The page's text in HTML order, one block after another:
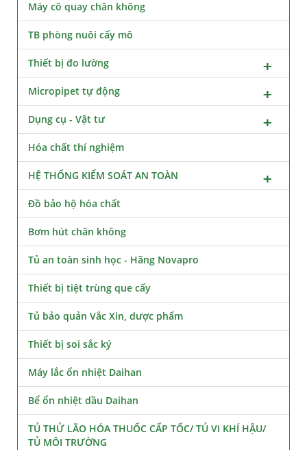
Máy cô quay chân không
TB phòng nuôi cấy mô
Thiết bị đo lường
Micropipet tự động
Dụng cụ - Vật tư
Hóa chất thí nghiệm
HỆ THỐNG KIỂM SOÁT AN TOÀN
Đồ bảo hộ hóa chất
Bơm hút chân không
Tủ an toàn sinh học - Hãng Novapro
Thiết bị tiệt trùng que cấy
Tủ bảo quản Vắc Xin, dược phẩm
Thiết bị soi sắc ký
Máy lắc ổn nhiệt Daihan
Bể ổn nhiệt dầu Daihan
TỦ THỬ LÃO HÓA THUỐC CẤP TỐC/ TỦ VI KHÍ HẬU/
TỦ MÔI TRƯỜNG